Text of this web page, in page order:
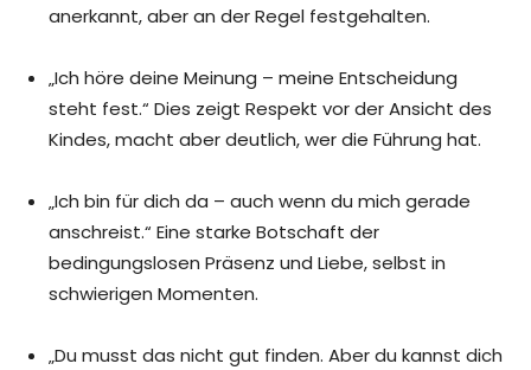
anerkannt, aber an der Regel festgehalten.
„Ich höre deine Meinung – meine Entscheidung
steht fest.“ Dies zeigt Respekt vor der Ansicht des
Kindes, macht aber deutlich, wer die Führung hat.
„Ich bin für dich da – auch wenn du mich gerade
anschreist.“ Eine starke Botschaft der
bedingungslosen Präsenz und Liebe, selbst in
schwierigen Momenten.
„Du musst das nicht gut finden. Aber du kannst dich